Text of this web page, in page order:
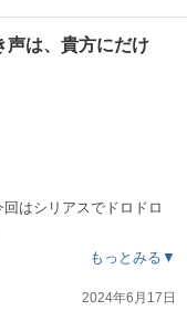
声は、貴方にだけ
はシリアスでドロドロ
もっとみる▼
2024年6月17日